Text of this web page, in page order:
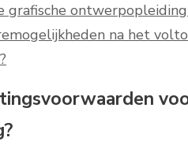
grafische
na het